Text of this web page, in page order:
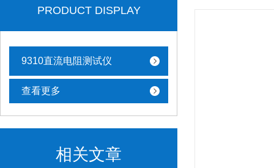
PRODUCT DISPLAY
9310直流电阻测试仪
查看更多
相关文章